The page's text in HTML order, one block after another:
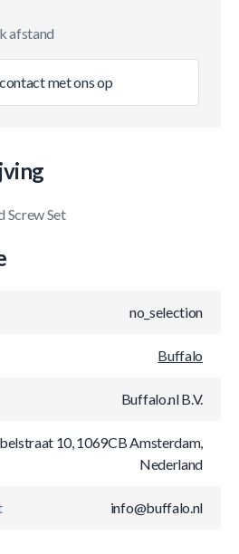
afstand
met ons op
Screw Set
no_selection
Buffalo
Buffalo.nl B.V.
10, 1069CB Amsterdam,
Nederland
info@buffalo.nl